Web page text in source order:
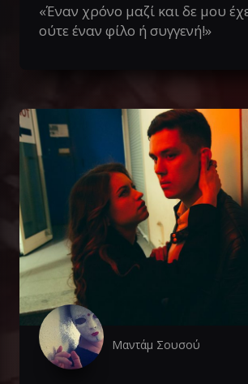
«Έναν χρόνο μαζί και δε μου
ούτε έναν φίλο ή συγγενή!»
Μαντάμ Σουσού